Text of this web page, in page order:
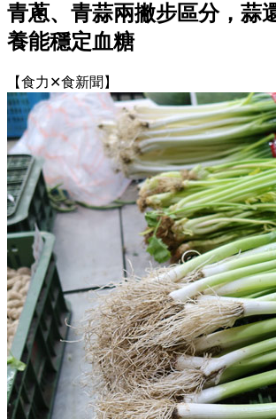
青蔥、青蒜兩撇步區分，蒜
養能穩定血糖
【食力✕食新聞】